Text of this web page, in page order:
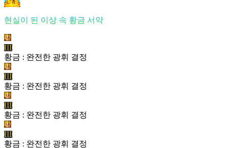
현실이 된 이상 속 황금 서약
III
황금 : 완전한 광휘 결정
III
황금 : 완전한 광휘 결정
III
황금 : 완전한 광휘 결정
III
황금 : 완전한 광휘 결정